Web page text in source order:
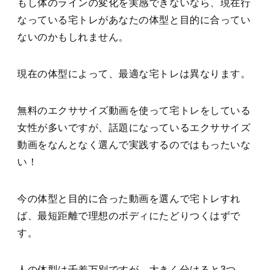
もし体のラインの変化を実感できないなら、現在行
なっている宅トレがあなたの体型と目的に合ってい
ないのかもしれません。
現在の体型によって、最適な宅トレは異なります。
無料のエクササイズ動画を使って宅トレをしている
女性が多いですが、話題になっているエクササイズ
動画をなんとなく選んで実践するのではもったいな
い！
今の体型と目的に合った動画を選んで宅トレすれ
ば、最短距離で理想のボディにたどりつくはずで
す。